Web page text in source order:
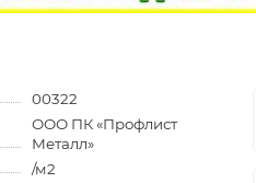
00322
ООО ПК «Профлист
Металл»
/м2